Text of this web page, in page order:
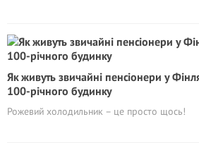
Як живуть звичайні пенсіонери у
100-річного будинку
Рожевий холодильник – це просто щось!